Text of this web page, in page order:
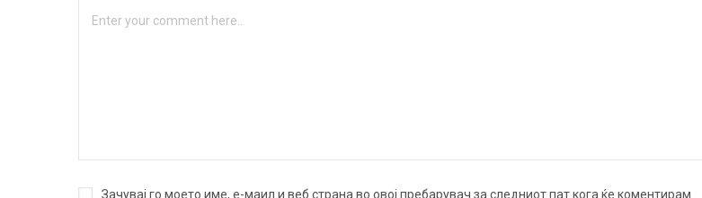
Зачувај го моето име, е-маил и веб страна во овој пребарувач за следниот пат кога ќе коментирам.